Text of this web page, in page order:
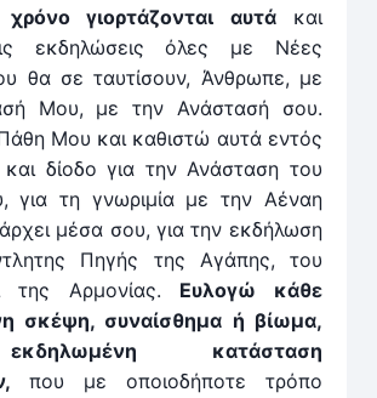
γιορτάζονται αυτάκαι
εκδηλώσεις όλες με Νέες
θα σε ταυτίσουν, Άνθρωπε, με
Μου, με την Ανάστασή σου.
Μου και καθιστώ αυτά εντός
δίοδο για την Ανάσταση του
για τη γνωριμία με την Αέναη
μέσα σου, για την εκδήλωση
Πηγής της Αγάπης, του
της Αρμονίας. Ευλογώ κάθε
σκέψη, συναίσθημα ή βίωμα,
κατάσταση
που με οποιοδήποτε τρόπο